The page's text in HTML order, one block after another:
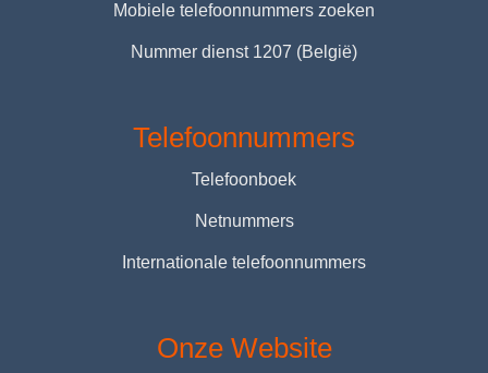
Mobiele telefoonnummers zoeken
Nummer dienst 1207 (België)
Telefoonnummers
Telefoonboek
Netnummers
Internationale telefoonnummers
Onze Website